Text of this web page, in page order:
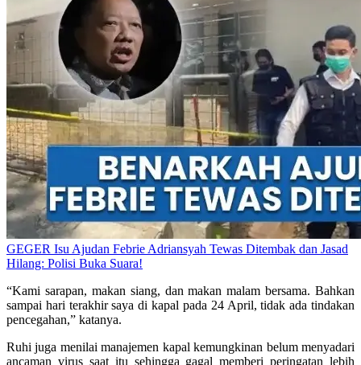
GEGER Isu Ajudan Febrie Adriansyah Tewas Ditembak dan Jasad
Hilang: Polisi Buka Suara!
“Kami sarapan, makan siang, dan makan malam bersama. Bahkan
sampai hari terakhir saya di kapal pada 24 April, tidak ada tindakan
pencegahan,” katanya.
Ruhi juga menilai manajemen kapal kemungkinan belum menyadari
ancaman virus saat itu sehingga gagal memberi peringatan lebih